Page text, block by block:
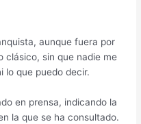
aunque fuera por
clásico, sin que nadie me
lo que puedo decir.
en prensa, indicando la
la que se ha consultado.